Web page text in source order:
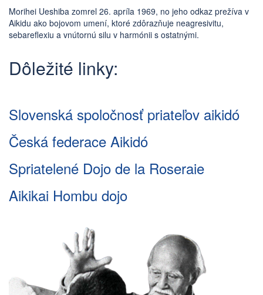
Morihei Ueshiba zomrel 26. apríla 1969, no jeho odkaz prežíva v
Aikidu ako bojovom umení, ktoré zdôrazňuje neagresivitu,
sebareflexiu a vnútornú silu v harmónii s ostatnými.
Dôležité linky:
Slovenská spoločnosť priateľov aikidó
Česká federace Aikidó
Spriatelené Dojo de la Roseraie
Aikikai Hombu dojo